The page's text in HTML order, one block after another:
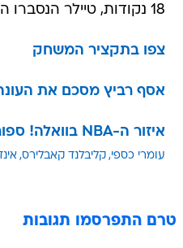
18 נקודות, טיילר הנסברו הוסיף 16 מהספסל.
צפו בתקציר המשחק
אסף רביץ מסכם את
איזור ה-NBA בוואלה! ספורט
עומרי כספי קליבלנד קאבלירס
טרם התפרסמו תגובות